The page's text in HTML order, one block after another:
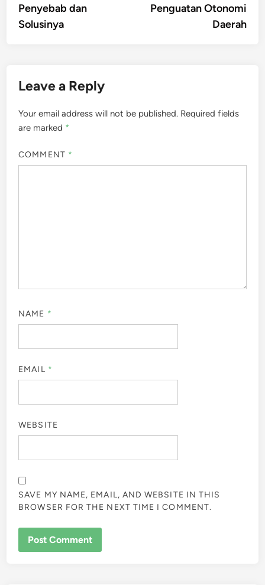
Penyebab dan
Solusinya
Penguatan Otonomi
Daerah
Leave a Reply
Your email address will not be published. Required fields
are marked *
COMMENT *
NAME *
EMAIL *
WEBSITE
SAVE MY NAME, EMAIL, AND WEBSITE IN THIS
BROWSER FOR THE NEXT TIME I COMMENT.